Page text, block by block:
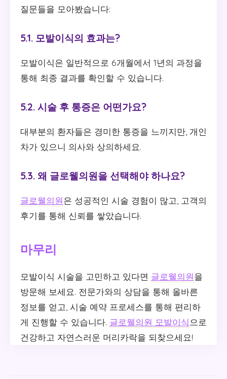
질문들을 모아봤습니다:
5.1. 모발이식의 효과는?
모발이식은 일반적으로 6개월에서 1년의 과정을
통해 최종 결과를 확인할 수 있습니다.
5.2. 시술 후 통증은 어떤가요?
대부분의 환자들은 경미한 통증을 느끼지만, 개인
차가 있으니 의사와 상의하세요.
5.3. 왜 글로웰의원을 선택해야 하나요?
글로웰의원은 성공적인 시술 경험이 많고, 고객의
후기를 통해 신뢰를 쌓았습니다.
마무리
모발이식 시술을 고민하고 있다면 글로웰의원을
방문해 보세요. 전문가와의 상담을 통해 올바른
정보를 얻고, 시술 예약 프로세스를 통해 편리하
게 진행할 수 있습니다. 글로웰의원 모발이식으로
건강하고 자연스러운 머리카락을 되찾으세요!